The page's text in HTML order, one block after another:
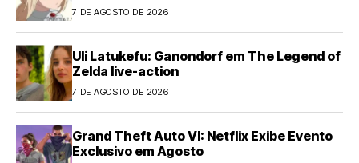
7 DE AGOSTO DE 2026
Uli Latukefu: Ganondorf em The Legend of
Zelda live-action
7 DE AGOSTO DE 2026
Grand Theft Auto VI: Netflix Exibe Evento
Exclusivo em Agosto